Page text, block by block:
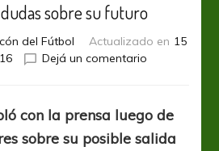
sobre su futuro
del Fútbol Actualizado en 15
Dejá un comentario
dudas
sobre
su
con la prensa luego de
sobre su posible salida